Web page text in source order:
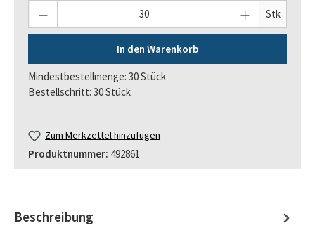
Stk
In den Warenkorb
Mindestbestellmenge: 30 Stück
Bestellschritt: 30 Stück
Zum Merkzettel hinzufügen
Produktnummer: 492861
Beschreibung